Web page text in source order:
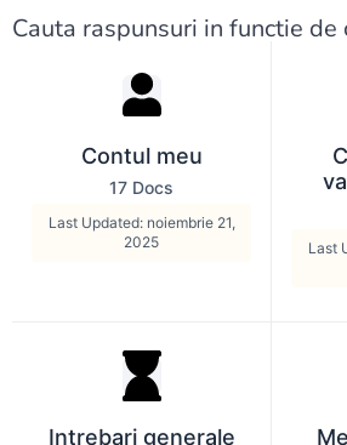
Cauta raspunsuri in functie de
Contul meu
17 Docs
Last Updated: noiembrie 21,
2025
Last
Intrebari generale